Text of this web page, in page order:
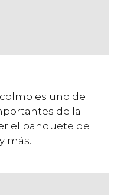
es uno de
de la
el banquete de
más.